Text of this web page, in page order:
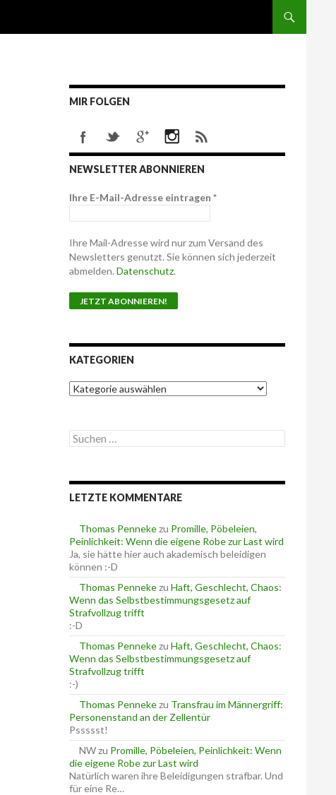
MIR FOLGEN
NEWSLETTER ABONNIEREN
Ihre E-Mail-Adresse eintragen *
Ihre Mail-Adresse wird nur zum Versand des
Newsletters genutzt. Sie können sich jederzeit
abmelden. Datenschutz.
KATEGORIEN
K
a
g
o
n
S
u
e
n
c
h
:
LETZTE KOMMENTARE
Thomas Pennekezu Promille, Pöbeleien,
Peinlichkeit: Wenn die eigene Robe zur Last wird
Ja, sie hätte hier auch akademisch beleidigen
können :-D
Thomas Pennekezu Haft, Geschlecht, Chaos:
Wenn das Selbstbestimmungsgesetz auf
Strafvollzug trifft
:-D
Thomas Pennekezu Haft, Geschlecht, Chaos:
Wenn das Selbstbestimmungsgesetz auf
Strafvollzug trifft
:-)
Thomas Pennekezu Transfrau im Männergriff:
Personenstand an der Zellentür
Pssssst!
NWzu Promille, Pöbeleien, Peinlichkeit: Wenn
die eigene Robe zur Last wird
Natürlich waren ihre Beleidigungen strafbar. Und
für eine Re…